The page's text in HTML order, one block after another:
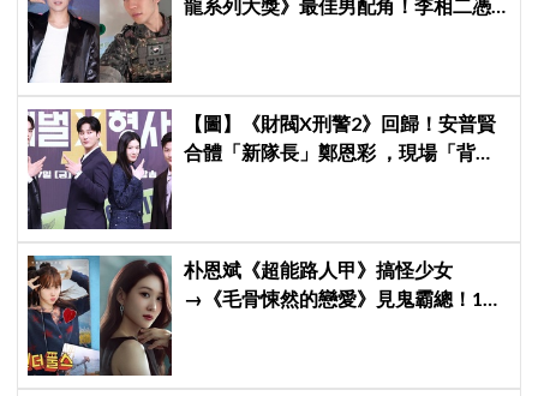
龍系列大獎》最佳男配角！李相二憑
【圖】《財閥X刑警2》回歸！安普賢
合體「新隊長」鄭恩彩 ，現場「背靠
朴恩斌《超能路人甲》搞怪少女
→《毛骨悚然的戀愛》見鬼霸總！180